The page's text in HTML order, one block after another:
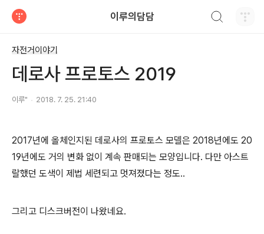
이루의담담
자전거이야기
데로사 프로토스 2019
이루" 2018. 7. 25. 21:40
2017년에 올체인지된 데로사의 프로토스 모델은 2018년에도 20
19년에도 거의 변화 없이 계속 판매되는 모양입니다. 다만 아스트
랄했던 도색이 제법 세련되고 멋져졌다는 정도..
그리고 디스크버전이 나왔네요.